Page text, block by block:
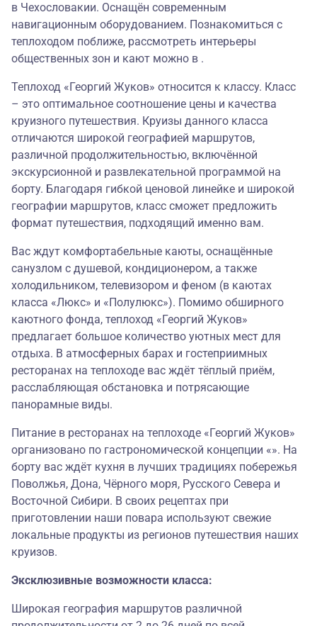
в Чехословакии. Оснащён современным
навигационным оборудованием. Познакомиться с
теплоходом поближе, рассмотреть интерьеры
общественных зон и кают можно в .
Теплоход «Георгий Жуков» относится к классу. Класс
– это оптимальное соотношение цены и качества
круизного путешествия. Круизы данного класса
отличаются широкой географией маршрутов,
различной продолжительностью, включённой
экскурсионной и развлекательной программой на
борту. Благодаря гибкой ценовой линейке и широкой
географии маршрутов, класс сможет предложить
формат путешествия, подходящий именно вам.
Вас ждут комфортабельные каюты, оснащённые
санузлом с душевой, кондиционером, а также
холодильником, телевизором и феном (в каютах
класса «Люкс» и «Полулюкс»). Помимо обширного
каютного фонда, теплоход «Георгий Жуков»
предлагает большое количество уютных мест для
отдыха. В атмосферных барах и гостеприимных
ресторанах на теплоходе вас ждёт тёплый приём,
расслабляющая обстановка и потрясающие
панорамные виды.
Питание в ресторанах на теплоходе «Георгий Жуков»
организовано по гастрономической концепции «». На
борту вас ждёт кухня в лучших традициях побережья
Поволжья, Дона, Чёрного моря, Русского Севера и
Восточной Сибири. В своих рецептах при
приготовлении наши повара используют свежие
локальные продукты из регионов путешествия наших
круизов.
Эксклюзивные возможности класса:
Широкая география маршрутов различной